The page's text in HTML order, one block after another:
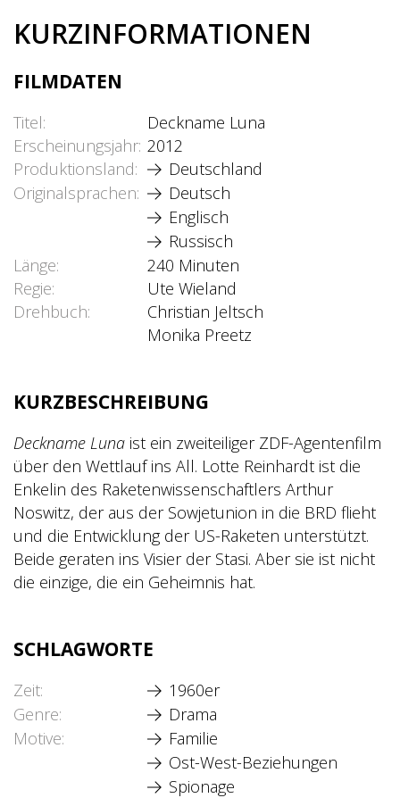
KURZINFORMATIONEN
FILMDATEN
Titel
Deckname Luna
Erscheinungsjahr 2012
Produktionsland
Deutschland
Originalsprachen
Deutsch
Englisch
Russisch
Länge
240 Minuten
Regie
Ute Wieland
Drehbuch
Christian Jeltsch
Monika Preetz
KURZBESCHREIBUNG
Deckname Luna ist ein zweiteiliger ZDF-Agentenfilm
über den Wettlauf ins All. Lotte Reinhardt ist die
Enkelin des Raketenwissenschaftlers Arthur
Noswitz, der aus der Sowjetunion in die BRD flieht
und die Entwicklung der US-Raketen unterstützt.
Beide geraten ins Visier der Stasi. Aber sie ist nicht
die einzige, die ein Geheimnis hat.
SCHLAGWORTE
Zeit
1960er
Genre
Drama
Motive
Familie
Ost-West-Beziehungen
Spionage